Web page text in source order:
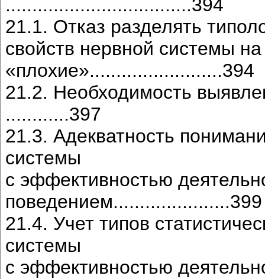
...................................394
21.1. Отказ разделять
свойств нервной системы
«плохие».........................394
21.2. Необходимость
............397
21.3. Адекватность
системы
с эффективностью
поведением......................399
21.4. Учет типов
системы
с эффективностью